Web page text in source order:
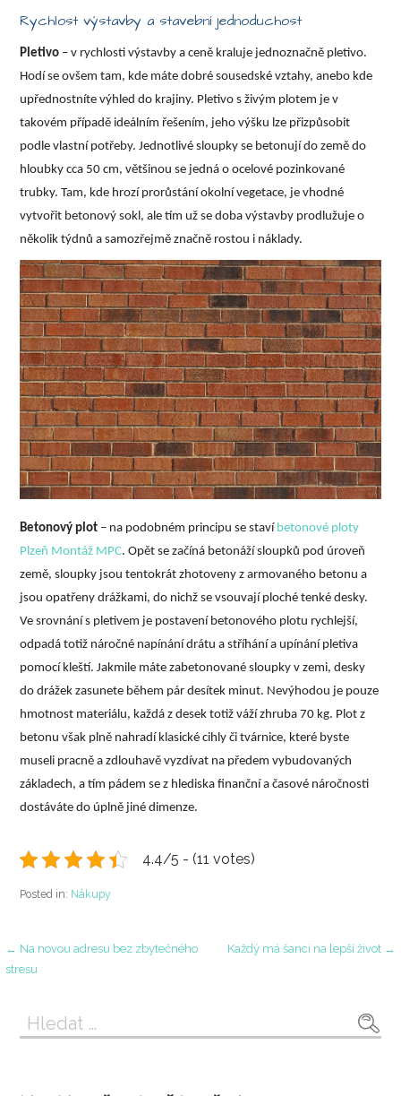
Rychlost výstavby a stavební jednoduchost
Pletivo – v rychlosti výstavby a ceně kraluje jednoznačně pletivo.
Hodí se ovšem tam, kde máte dobré sousedské vztahy, anebo kde
upřednostníte výhled do krajiny. Pletivo s živým plotem je v
takovém případě ideálním řešením, jeho výšku lze přizpůsobit
podle vlastní potřeby. Jednotlivé sloupky se betonují do země do
hloubky cca 50 cm, většinou se jedná o ocelové pozinkované
trubky. Tam, kde hrozí prorůstání okolní vegetace, je vhodné
vytvořit betonový sokl, ale tím už se doba výstavby prodlužuje o
několik týdnů a samozřejmě značně rostou i náklady.
Betonový plot – na podobném principu se staví betonové ploty
Plzeň Montáž MPC. Opět se začíná betonáží sloupků pod úroveň
země, sloupky jsou tentokrát zhotoveny z armovaného betonu a
jsou opatřeny drážkami, do nichž se vsouvají ploché tenké desky.
Ve srovnání s pletivem je postavení betonového plotu rychlejší,
odpadá totiž náročné napínání drátu a stříhání a upínání pletiva
pomocí kleští. Jakmile máte zabetonované sloupky v zemi, desky
do drážek zasunete během pár desítek minut. Nevýhodou je pouze
hmotnost materiálu, každá z desek totiž váží zhruba 70 kg. Plot z
betonu však plně nahradí klasické cihly či tvárnice, které byste
museli pracně a zdlouhavě vyzdívat na předem vybudovaných
základech, a tím pádem se z hlediska finanční a časové náročnosti
dostáváte do úplně jiné dimenze.
4.4/5 - (11 votes)
Posted in: Nákupy
Navigace
pro
← Na novou adresu bez zbytečného
stresu
Každý má šanci na lepší život →
Vyhledávání